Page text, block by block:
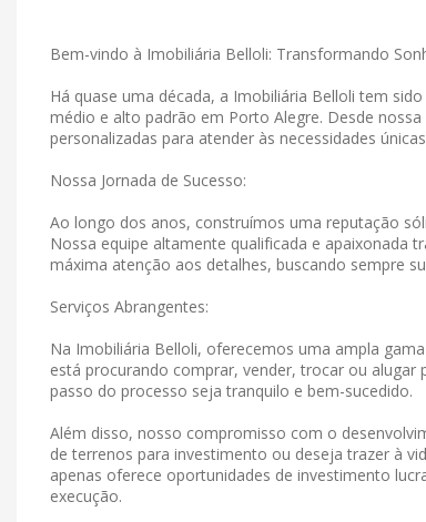
Bem-vindo à Imobiliária Belloli: Transformando
Há quase uma década, a Imobiliária Belloli tem
médio e alto padrão em Porto Alegre. Desde
personalizadas para atender às necessidades
Nossa Jornada de Sucesso:
Ao longo dos anos, construímos uma reputação
Nossa equipe altamente qualificada e apaixonada
máxima atenção aos detalhes, buscando sempre
Serviços Abrangentes:
Na Imobiliária Belloli, oferecemos uma ampla
está procurando comprar, vender, trocar ou alugar
passo do processo seja tranquilo e bem-sucedido.
Além disso, nosso compromisso com o
de terrenos para investimento ou deseja trazer à
apenas oferece oportunidades de investimento
execução.